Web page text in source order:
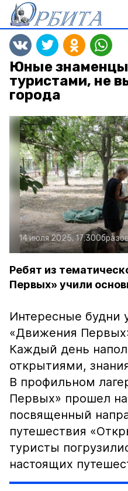
Юные
туристами, не
города
14 июля 2025, 17:30
Ребят из
Первых» учили
Интересные будни
«Движения
Каждый день
открытиями,
В профильном
Первых» прошел
посвященный
путешествия
туристы
настоящих